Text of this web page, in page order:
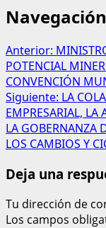
Anterior:
POTENCIAL
CONVENCIÓN
Siguiente: LA
EMPRESARIAL, LA
LA GOBERNANZA
LOS CAMBIOS Y
Deja una
Tu dirección de
Los campos